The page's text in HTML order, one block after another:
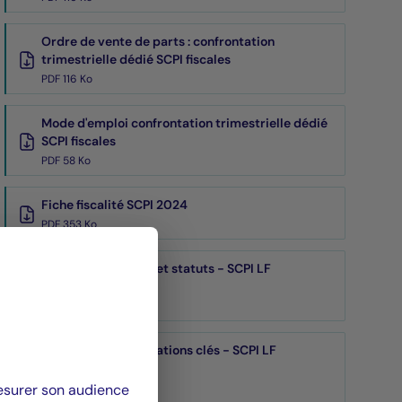
Ordre de vente de parts : confrontation
trimestrielle dédié SCPI fiscales
PDF 116 Ko
Mode d'emploi confrontation trimestrielle dédié
SCPI fiscales
PDF 58 Ko
Fiche fiscalité SCPI 2024
PDF 353 Ko
Note d'information et statuts - SCPI LF
Document d'informations clés - SCPI LF
PDF
son audience